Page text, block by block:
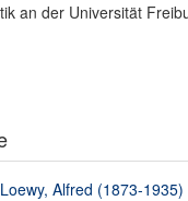
an der Universität
Alfred (1873-